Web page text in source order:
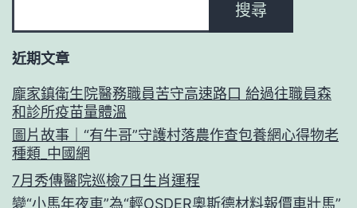
搜尋
近期文章
龐家鎮衛生院醫務職員苦守高速路口 給過往職員森
和診所疫苗量體溫
圖片故事｜“有牛哥”守護村落農作查包養網心得物老
種類_中國網
7月秀傳醫院巡檢7日生肖運程
變“小馬年夜車”為“輕OSDER奧斯德材料報價車壯馬”